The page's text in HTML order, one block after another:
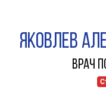
Яковлев
Врач